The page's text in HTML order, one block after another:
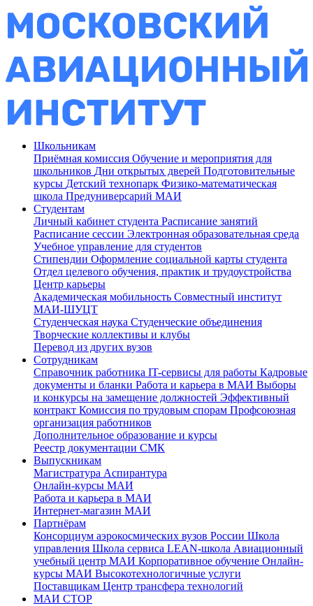
Школьникам
Приёмная комиссия Обучение и мероприятия для
школьников Дни открытых дверей Подготовительные
курсы Детский технопарк Физико-математическая
школа Предуниверсарий МАИ
Студентам
Личный кабинет студента Расписание занятий
Расписание сессии Электронная образовательная среда
Учебное управление для студентов
Стипендии Оформление социальной карты студента
Отдел целевого обучения, практик и трудоустройства
Центр карьеры
Академическая мобильность Совместный институт
МАИ-ШУЦТ
Студенческая наука Студенческие объединения
Творческие коллективы и клубы
Перевод из других вузов
Сотрудникам
Cправочник работника IT-сервисы для работы Кадровые
документы и бланки Работа и карьера в МАИ Выборы
и конкурсы на замещение должностей Эффективный
контракт Комиссия по трудовым спорам Профсоюзная
организация работников
Дополнительное образование и курсы
Реестр документации СМК
Выпускникам
Магистратура Аспирантура
Онлайн-курсы МАИ
Работа и карьера в МАИ
Интернет-магазин МАИ
Партнёрам
Консорциум аэрокосмических вузов России Школа
управления Школа сервиса LEAN-школа Авиационный
учебный центр МАИ Корпоративное обучение Онлайн-
курсы МАИ Высокотехнологичные услуги
Поставщикам Центр трансфера технологий
МАИ СТОР